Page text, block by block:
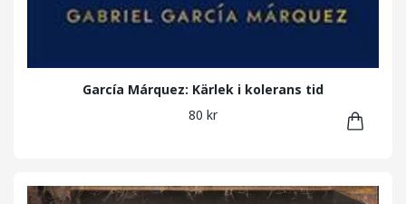
García Márquez: Kärlek i kolerans tid
80 kr